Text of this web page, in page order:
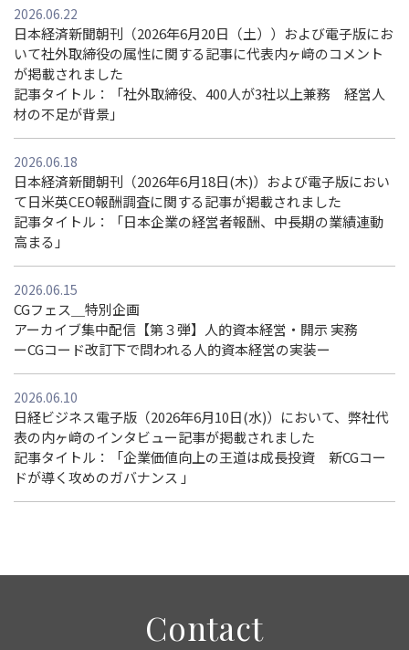
2026.06.22
日本経済新聞朝刊（2026年6月20日（土））および電子版にお
いて社外取締役の属性に関する記事に代表内ヶ﨑のコメント
が掲載されました
記事タイトル：「社外取締役、400⼈が3社以上兼務 経営⼈
材の不⾜が背景」
2026.06.18
日本経済新聞朝刊（2026年6月18日(木)）および電子版におい
て日米英CEO報酬調査に関する記事が掲載されました
記事タイトル：「日本企業の経営者報酬、中長期の業績連動
高まる」
2026.06.15
CGフェス＿特別企画
アーカイブ集中配信【第３弾】人的資本経営・開示 実務
ーCGコード改訂下で問われる人的資本経営の実装ー
2026.06.10
日経ビジネス電子版（2026年6月10日(水)）において、弊社代
表の内ヶ﨑のインタビュー記事が掲載されました
記事タイトル：「企業価値向上の王道は成長投資 新CGコー
ドが導く攻めのガバナンス 」
Contact